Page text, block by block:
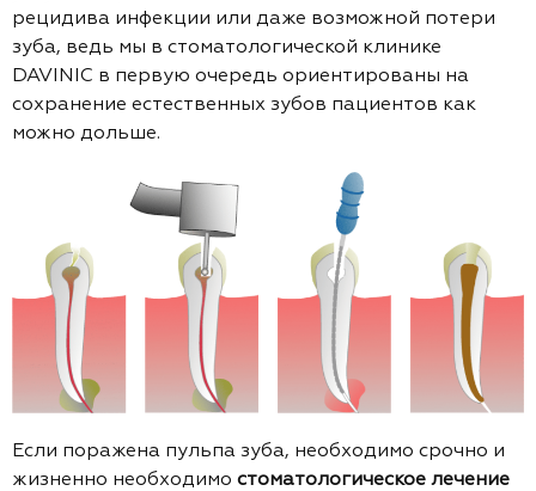
рецидива инфекции или даже возможной потери
зуба, ведь мы в стоматологической клинике
DAVINIC в первую очередь ориентированы на
сохранение естественных зубов пациентов как
можно дольше.
Если поражена пульпа зуба, необходимо срочно и
жизненно необходимо стоматологическое лечение